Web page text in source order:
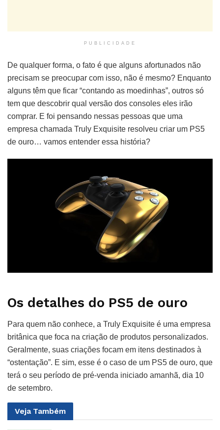
PUBLICIDADE
De qualquer forma, o fato é que alguns afortunados não
precisam se preocupar com isso, não é mesmo? Enquanto
alguns têm que ficar “contando as moedinhas”, outros só
tem que descobrir qual versão dos consoles eles irão
comprar. E foi pensando nessas pessoas que uma
empresa chamada Truly Exquisite resolveu criar um PS5
de ouro… vamos entender essa história?
Os detalhes do PS5 de ouro
Para quem não conhece, a Truly Exquisite é uma empresa
britânica que foca na criação de produtos personalizados.
Geralmente, suas criações focam em itens destinados à
“ostentação”. E sim, esse é o caso de um PS5 de ouro, que
terá o seu período de pré-venda iniciado amanhã, dia 10
de setembro.
Veja Também